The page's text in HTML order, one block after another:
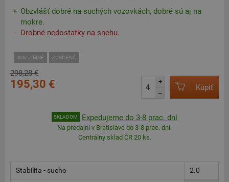
Obzvlášť dobré na suchých vozovkách, dobré sú aj na
mokre.
Drobné nedostatky na snehu.
SUV-ZIMNÉ ZOSÍLENÁ
298,28 €
195,30 €
+
–
Kúpiť
SKLADOM Expedujeme do 3-8 prac. dní
Na predajni v Bratislave do 3-8 prac. dní.
Centrálny sklad ČR 20 ks.
Stabilita - sucho 2.0